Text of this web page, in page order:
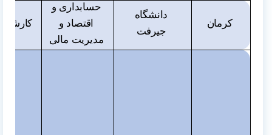
کرمان
دانشگاه
جیرفت
حسابداری و
اقتصاد و
مدیریت مالی